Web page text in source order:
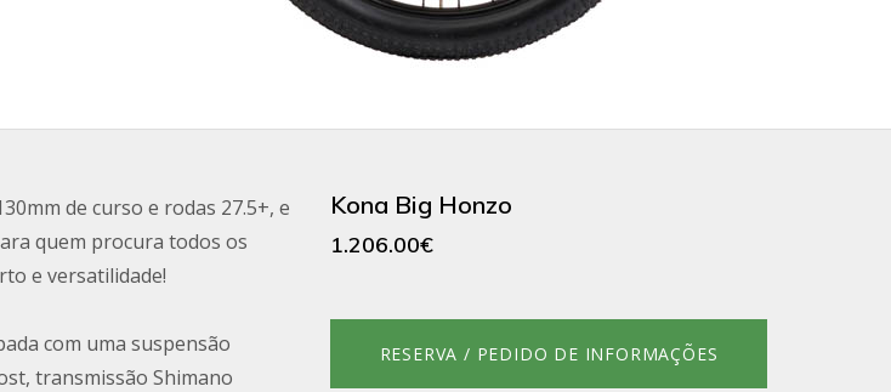
de curso e rodas 27.5+, e
quem procura todos os
e versatilidade!
com uma suspensão
transmissão Shimano
Kona Big Honzo
1.206.00€
RESERVA / PEDIDO DE INFORMAÇÕES